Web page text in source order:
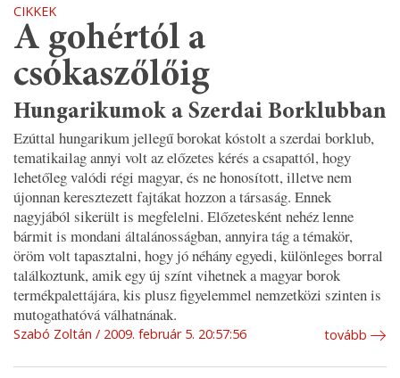
CIKKEK
A gohértól a
csókaszőlőig
Hungarikumok a Szerdai Borklubban
Ezúttal hungarikum jellegű borokat kóstolt a szerdai borklub,
tematikailag annyi volt az előzetes kérés a csapattól, hogy
lehetőleg valódi régi magyar, és ne honosított, illetve nem
újonnan keresztezett fajtákat hozzon a társaság. Ennek
nagyjából sikerült is megfelelni. Előzetesként nehéz lenne
bármit is mondani általánosságban, annyira tág a témakör,
öröm volt tapasztalni, hogy jó néhány egyedi, különleges borral
találkoztunk, amik egy új színt vihetnek a magyar borok
termékpalettájára, kis plusz figyelemmel nemzetközi szinten is
mutogathatóvá válhatnának.
Szabó Zoltán 2009. február 5. 20:57:56 tovább